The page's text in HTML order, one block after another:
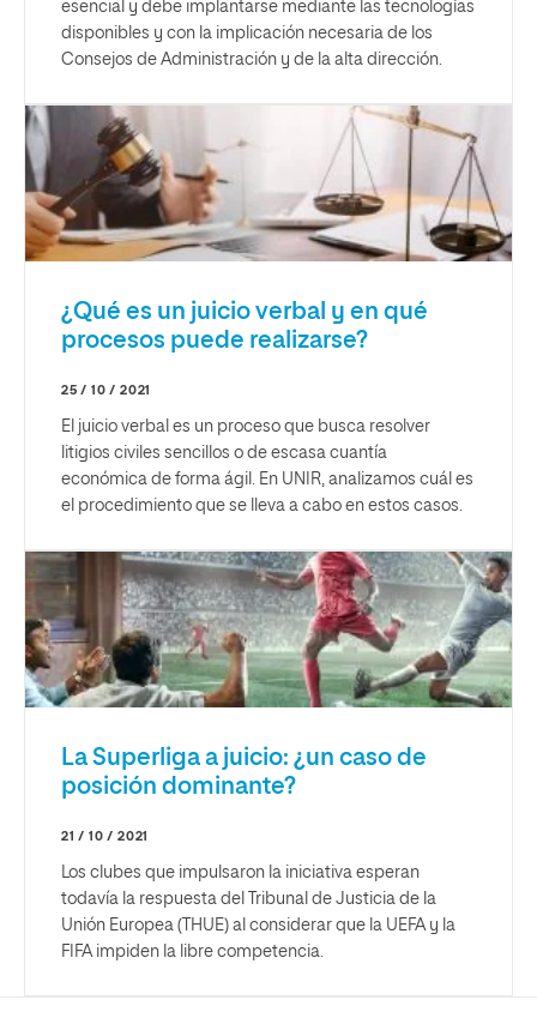
esencial y debe implantarse mediante las tecnologías
disponibles y con la implicación necesaria de los
Consejos de Administración y de la alta dirección.
¿Qué es un juicio verbal y en qué
procesos puede realizarse?
25 / 10 / 2021
El juicio verbal es un proceso que busca resolver
litigios civiles sencillos o de escasa cuantía
económica de forma ágil. En UNIR, analizamos cuál es
el procedimiento que se lleva a cabo en estos casos.
La Superliga a juicio: ¿un caso de
posición dominante?
21 / 10 / 2021
Los clubes que impulsaron la iniciativa esperan
todavía la respuesta del Tribunal de Justicia de la
Unión Europea (THUE) al considerar que la UEFA y la
FIFA impiden la libre competencia.